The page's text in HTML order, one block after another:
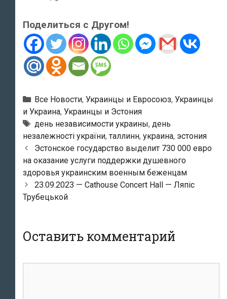
Поделиться с Другом!
Рубрики
Все Новости, Украинцы и Евросоюз, Украинцы
и Украина, Украинцы и Эстония
Метки
день независимости украины, день
незалежності україни,таллинн, украина, эстония
Навигация
по
записям
Эстонское государство выделит 730 000 евро
на оказание услуги поддержки душевного
здоровья украинским военным беженцам
23.09.2023 — Cathouse Concert Hall — Ляпіс
Трубецькой
Оставить комментарий